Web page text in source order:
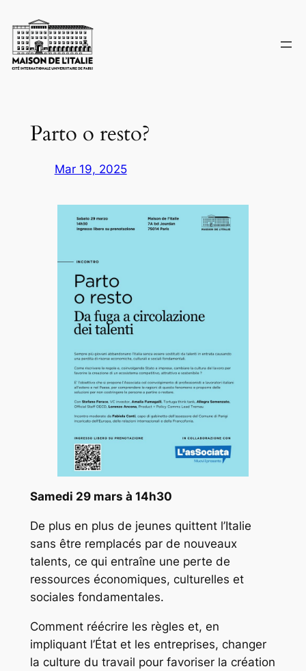
to
content
Parto o resto?
Mar 19, 2025
Samedi 29 mars à 14h30
De plus en plus de jeunes quittent l’Italie
sans être remplacés par de nouveaux
talents, ce qui entraîne une perte de
ressources économiques, culturelles et
sociales fondamentales.
Comment réécrire les règles et, en
impliquant l’État et les entreprises, changer
la culture du travail pour favoriser la création